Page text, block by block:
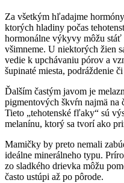
Za všetkým hľadajme
ktorých hladiny počas
hormonálne výkyvy môžu stáť
všimneme. U niektorých žien
vedie k upchávaniu pórov a
šupinaté miesta, podráždenie či
Ďalším častým javom je
pigmentových škvŕn najmä na
Tieto „tehotenské fľaky“ sú
melanínu, ktorý sa tvorí ako
Mamičky by preto nemali
ideálne minerálneho typu.
zo sladkého drievka môžu
často ustúpi až po pôrode.